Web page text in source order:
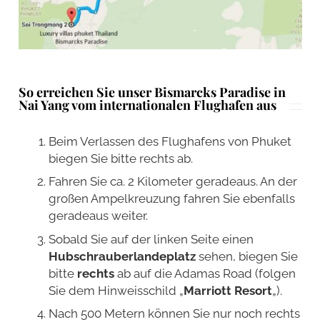
So erreichen Sie unser Bismarcks Paradise in
Nai Yang vom internationalen Flughafen aus
Beim Verlassen des Flughafens von Phuket
biegen Sie bitte rechts ab.
Fahren Sie ca. 2 Kilometer geradeaus. An der
großen Ampelkreuzung fahren Sie ebenfalls
geradeaus weiter.
Sobald Sie auf der linken Seite einen
Hubschrauberlandeplatz sehen, biegen Sie
bitte rechts ab auf die Adamas Road (folgen
Sie dem Hinweisschild „Marriott Resort„).
Nach 500 Metern können Sie nur noch rechts